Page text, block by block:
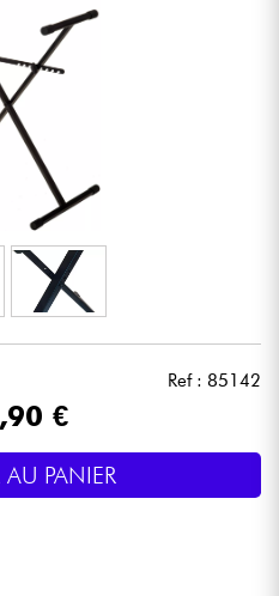
Ref : 85142
,90 €
PANIER